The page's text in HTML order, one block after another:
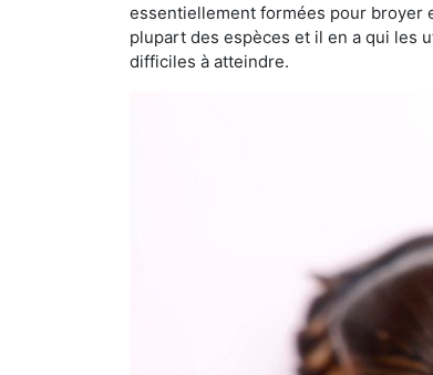
essentiellement formées pour broyer
plupart des espèces et il en a qui les
difficiles à atteindre.